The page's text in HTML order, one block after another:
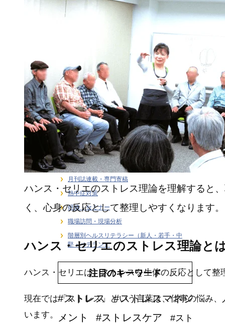
ハンス・セリエのストレス理論を理解すると
く、心身の反応として整理しやすくなります。
ハンス・セリエのストレス理論と
ハンス・セリエは、ストレスを生体の反応として
現在では「ストレス」という言葉は、仕事の悩み
います。
ユーストレス（良性ストレス）
ライフステージ別健康支援
介護・福祉職の感情労働ストレス
健康経営
健康経営戦略・KPI・エビデンス
働き方 × 健康支援
労働安全衛生
在宅勤務者のストレス支援
大学研究連携・学術講演実績
女性従業員の健康支援
感情労働ストレス
月刊誌連載・専門寄稿
熱中症対策
研修・セミナー
職場訪問・現場分析
階層別ヘルスリテラシー（新人・若手・中
堅・ベテラン）
注目のキーワード
#ストレス
#ストレスマネジ
メント
#ストレスケア
#スト